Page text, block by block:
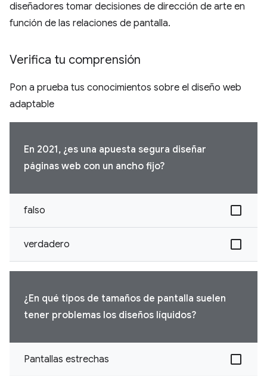
diseñadores tomar decisiones de dirección de arte en
función de las relaciones de pantalla.
Verifica tu comprensión
Pon a prueba tus conocimientos sobre el diseño web
adaptable
En 2021, ¿es una apuesta segura diseñar
páginas web con un ancho fijo?
falso
verdadero
¿En qué tipos de tamaños de pantalla suelen
tener problemas los diseños líquidos?
Pantallas estrechas